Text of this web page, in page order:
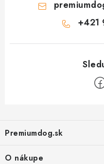
+421
p
ä
Premiumdog.sk
O nákupe